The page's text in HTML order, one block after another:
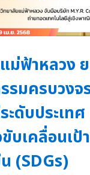
ม่ฟ้าหลวง
รมครบวงจ
ดับประเท
เคลื่อนเป้
(SDGs)